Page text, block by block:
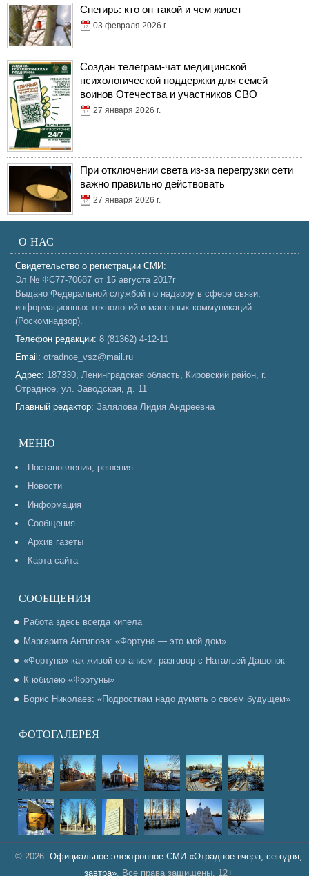
Снегирь: кто он такой и чем живет
03 февраля 2026 г.
Создан телеграм-чат медицинской
психологической поддержки для семей
воинов Отечества и участников СВО
27 января 2026 г.
При отключении света из-за перегрузки сети
важно правильно действовать
27 января 2026 г.
О НАС
Свидетельство о регистрации СМИ:
Эл № ФС77-70687 от 15 августа 2017г
Выдано Федеральной службой по надзору в сфере связи,
информационных технологий и массовых коммуникаций
(Роскомнадзор).
Телефон редакции: 8 (81362) 4-12-11
Email: otradnoe_vsz@mail.ru
Адрес: 187330, Ленинградская область, Кировский район, г.
Отрадное, ул. Заводская, д. 11
Главный редактор: Залялова Лидия Андреевна
МЕНЮ
Постановления, решения
Новости
Информация
Сообщения
Архив газеты
Карта сайта
СООБЩЕНИЯ
Работа здесь всегда кипела
Маргарита Антипова: «Фортуна — это мой дом»
«Фортуна» как живой организм: разговор с Натальей Дашонок
К юбилею «Фортуны»
Борис Николаев: «Подросткам надо думать о своем будущем»
ФОТОГАЛЕРЕЯ
© 2026. Официальное электронное СМИ «Отрадное вчера, сегодня,
завтра». Все права защищены. 12+